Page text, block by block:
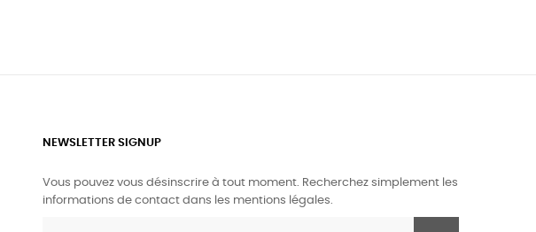
NEWSLETTER SIGNUP
Vous pouvez vous désinscrire à tout moment. Recherchez simplement les
informations de contact dans les mentions légales.